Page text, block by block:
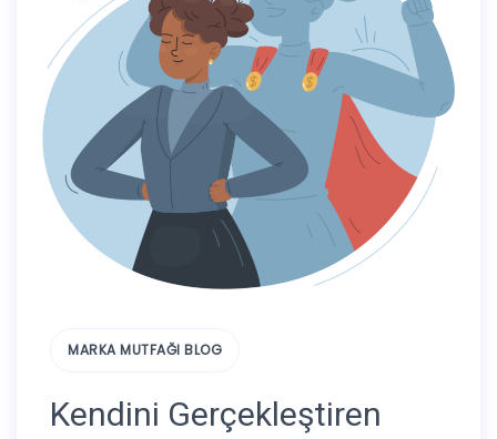
MARKA MUTFAĞI BLOG
Kendini Gerçekleştiren